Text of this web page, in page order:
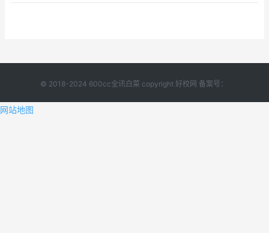
© 2018-2024 600cc全讯白菜 copyright 好校网 备案号：
网站地图